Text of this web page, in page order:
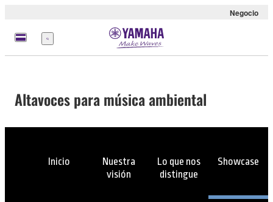
Negocio
Menú
Altavoces para música ambiental
Inicio
Nuestra
visión
Lo que nos
distingue
Showcase